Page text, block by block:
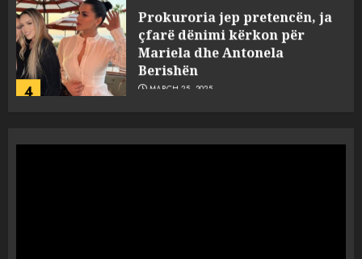
4
Prokuroria jep pretencën, ja
çfarë dënimi kërkon për
Mariela dhe Antonela
Berishën